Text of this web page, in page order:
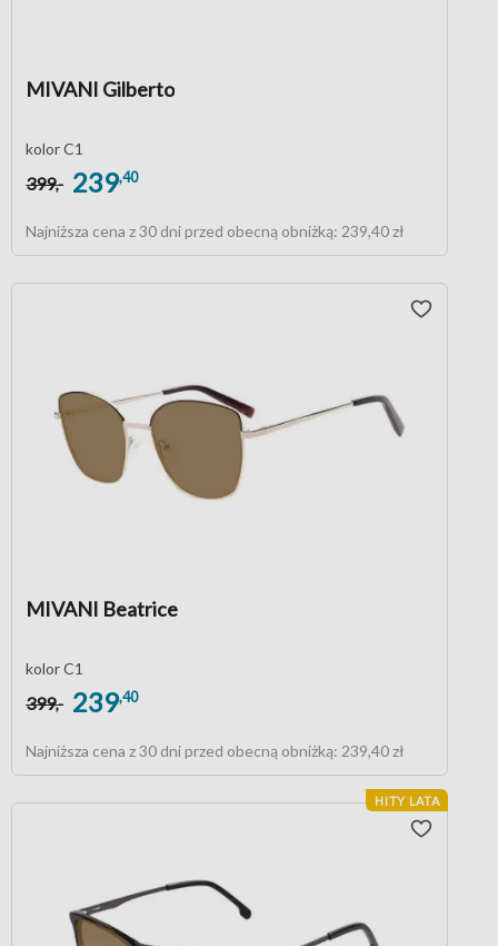
MIVANI Gilberto
kolor C1
399,- 239,40
Najniższa cena z 30 dni przed obecną obniżką: 239,40 zł
MIVANI Beatrice
kolor C1
399,- 239,40
Najniższa cena z 30 dni przed obecną obniżką: 239,40 zł
HITY LATA